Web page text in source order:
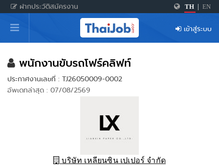
ฝากประวัติสมัครงาน TH EN
หน้าหลัก
ผู้สมัครงาน: เข้าสู่ระบบ
ฝากประวัติสมัครงาน
เกร็ดความรู้
เข้าสู่ระบบ
พนักงานขับรถโฟร์คลิฟท์
ประกาศงานเลขที่ : TJ26050009-0002
อัพเดทล่าสุด : 07/08/2569
บริษัท เหลียนซิน เปเปอร์ จำกัด